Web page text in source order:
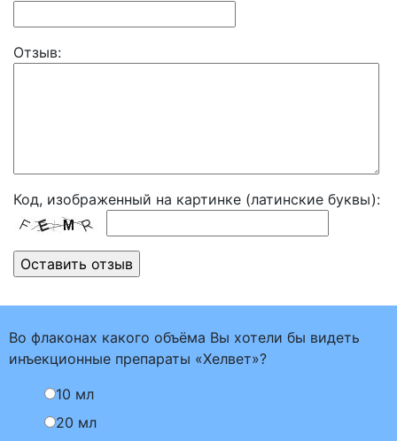
Отзыв:
Код, изображенный на картинке (латинские буквы):
Во флаконах какого объёма Вы хотели бы видеть
инъекционные препараты «Хелвет»?
10 мл
20 мл